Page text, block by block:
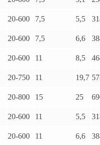
20-600 7,5 5,5
20-600 7,5 6,6
20-600 11 8,5
20-750 11 19,7
20-800 15 25
20-600 11 5,5
20-600 11 6,6